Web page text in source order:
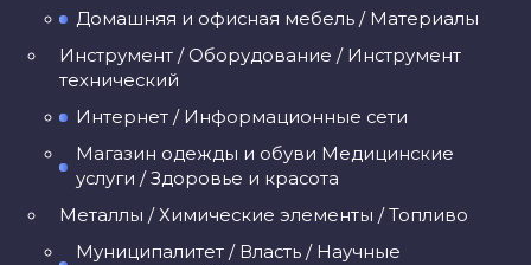
Домашняя и офисная мебель / Материалы
Инструмент / Оборудование / Инструмент
технический
Интернет / Информационные сети
Магазин одежды и обуви Медицинские
услуги / Здоровье и красота
Металлы / Химические элементы / Топливо
Муниципалитет / Власть / Научные